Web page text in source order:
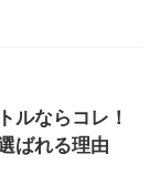
ルならコレ！
ばれる理由